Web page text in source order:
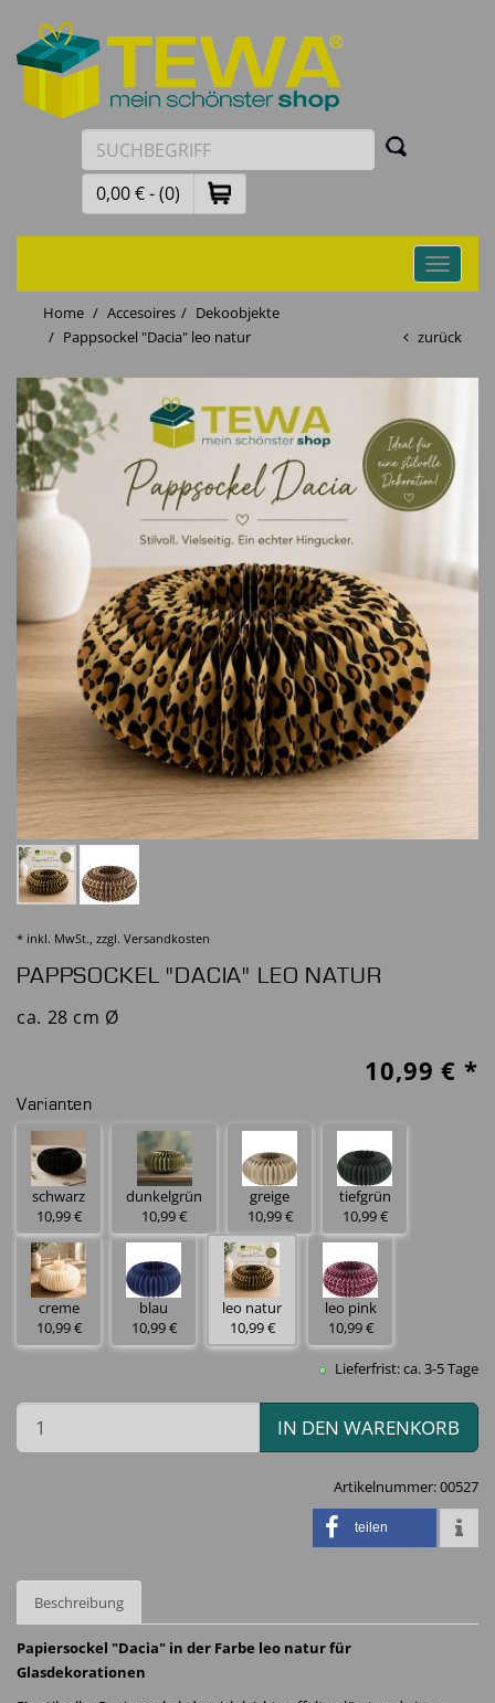
0,00 € - (0)
Toggle
Home
Accesoires
Dekoobjekte
Pappsockel "Dacia" leo natur
zurück
* inkl. MwSt., zzgl. Versandkosten
PAPPSOCKEL "DACIA" LEO NATUR
ca. 28 cm Ø
10,99 € *
Varianten
schwarz
10,99 €
dunkelgrün
10,99 €
greige
10,99 €
tiefgrün
10,99 €
creme
10,99 €
blau
10,99 €
leo natur
10,99 €
leo pink
10,99 €
Lieferfrist: ca. 3-5 Tage
IN DEN WARENKORB
Artikelnummer:00527
teilen
Beschreibung
Papiersockel "Dacia" in der Farbe leo natur für
Glasdekorationen